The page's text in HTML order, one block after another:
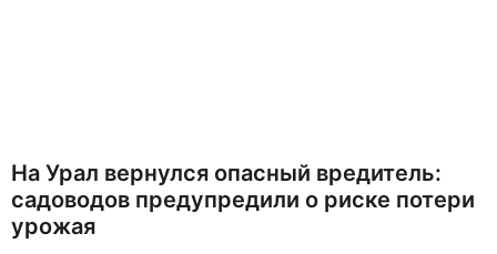
На Урал вернулся опасный вредитель:
садоводов предупредили о риске потери
урожая